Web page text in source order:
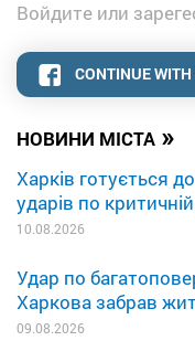
НОВИНИ МІСТА »
Харків готується
ударів по
10.08.2026
Удар по
Харкова забрав
09.08.2026
Войдите или
CONTINUE